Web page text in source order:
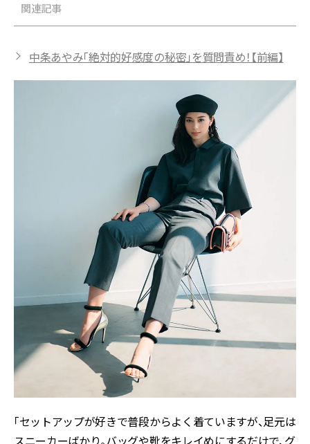
関連記事
中条あやみ「絶対的好感度の秘密」を質問責め！【前編】
「セットアップが好きで普段からよく着ていますが、足元は
スニーカーばかり。バッグや靴をキレイめにするだけで、グ